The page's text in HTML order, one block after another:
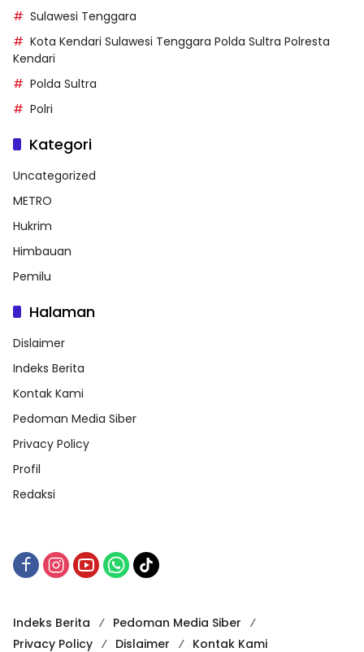
Sulawesi Tenggara
Kota Kendari Sulawesi Tenggara Polda Sultra Polresta
Kendari
Polda Sultra
Polri
Kategori
Uncategorized
METRO
Hukrim
Himbauan
Pemilu
Halaman
Dislaimer
Indeks Berita
Kontak Kami
Pedoman Media Siber
Privacy Policy
Profil
Redaksi
Indeks Berita
Pedoman Media Siber
Privacy Policy
Dislaimer Kontak Kami